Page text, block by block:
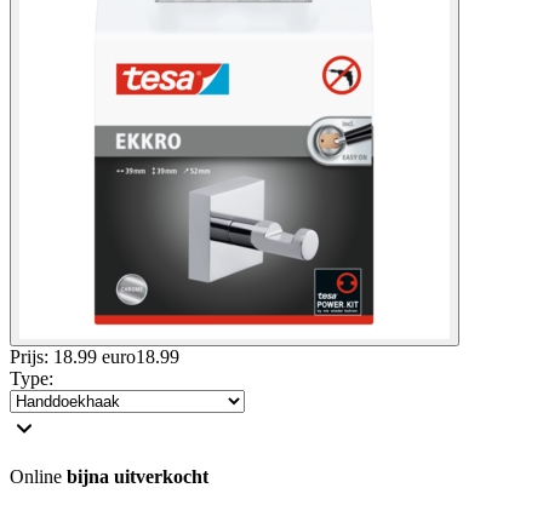
Prijs: 18.99 euro18.99
Type:
Online bijna uitverkocht